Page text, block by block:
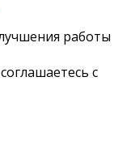
работы
с